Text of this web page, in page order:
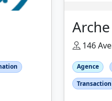
146
Agence
Transaction